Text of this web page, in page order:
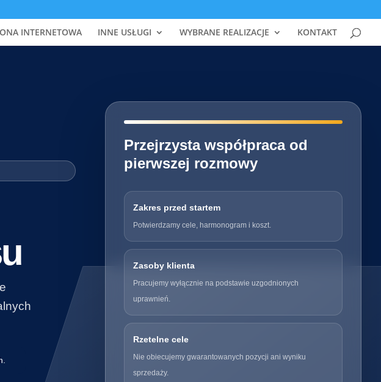
INTERNETOWA INNE USŁUGI WYBRANE REALIZACJE KONTAKT
━━━━━━━━━━━━━━━━━━━━━━━━━━━━
Przejrzysta współpraca od
pierwszej rozmowy
Zakres przed startem
Potwierdzamy cele, harmonogram i koszt.
Zasoby klienta
Pracujemy wyłącznie na podstawie uzgodnionych
uprawnień.
Rzetelne cele
Nie obiecujemy gwarantowanych pozycji ani wyniku
sprzedaży.